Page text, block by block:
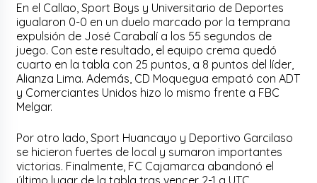
En el Callao, Sport Boys y Universitario de Deportes
igualaron 0-0 en un duelo marcado por la temprana
expulsión de José Carabalí a los 55 segundos de
juego. Con este resultado, el equipo crema quedó
cuarto en la tabla con 25 puntos, a 8 puntos del líder,
Alianza Lima. Además, CD Moquegua empató con ADT
y Comerciantes Unidos hizo lo mismo frente a FBC
Melgar.
Por otro lado, Sport Huancayo y Deportivo Garcilaso
se hicieron fuertes de local y sumaron importantes
victorias. Finalmente, FC Cajamarca abandonó el